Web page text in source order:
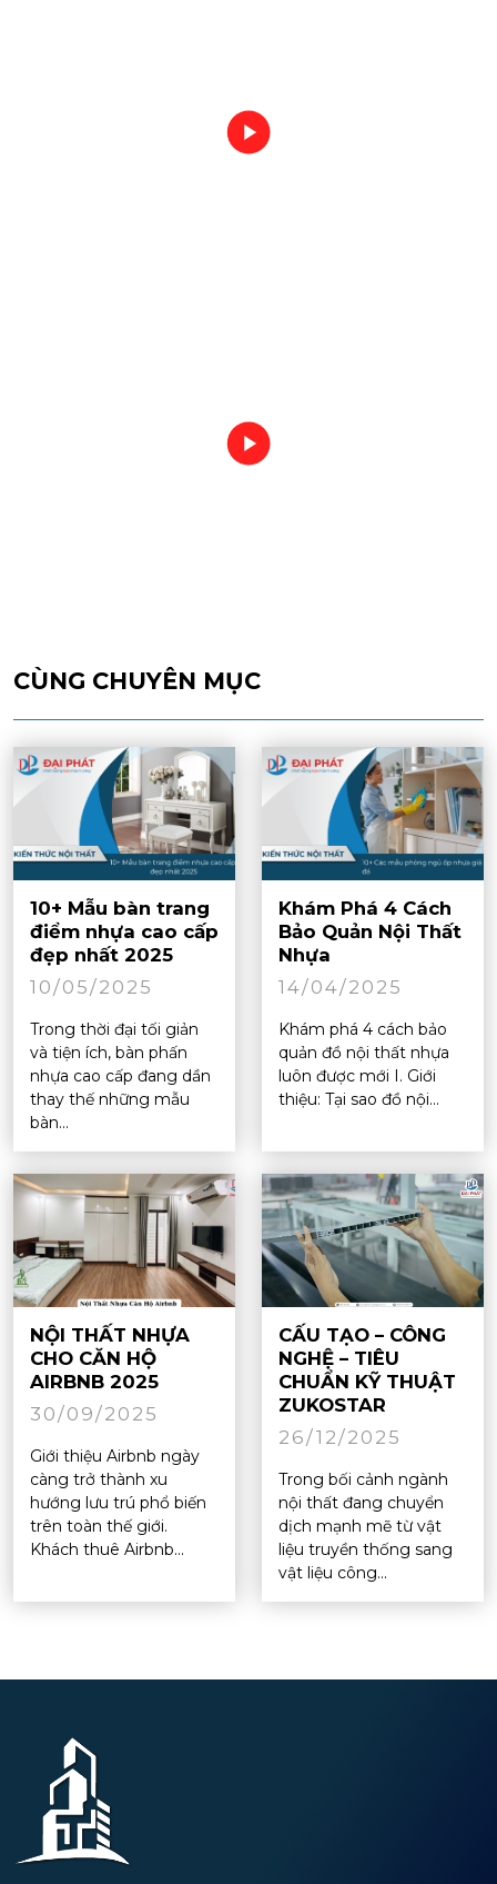
CÙNG CHUYÊN MỤC
10+ Mẫu bàn trang
điểm nhựa cao cấp
đẹp nhất 2025
10/05/2025
Trong thời đại tối giản
và tiện ích, bàn phấn
nhựa cao cấp đang dần
thay thế những mẫu
bàn...
Khám Phá 4 Cách
Bảo Quản Nội Thất
Nhựa
14/04/2025
Khám phá 4 cách bảo
quản đồ nội thất nhựa
luôn được mới I. Giới
thiệu: Tại sao đồ nội...
NỘI THẤT NHỰA
CHO CĂN HỘ
AIRBNB 2025
30/09/2025
Giới thiệu Airbnb ngày
càng trở thành xu
hướng lưu trú phổ biến
trên toàn thế giới.
Khách thuê Airbnb...
CẤU TẠO – CÔNG
NGHỆ – TIÊU
CHUẨN KỸ THUẬT
ZUKOSTAR
26/12/2025
Trong bối cảnh ngành
nội thất đang chuyển
dịch mạnh mẽ từ vật
liệu truyền thống sang
vật liệu công...